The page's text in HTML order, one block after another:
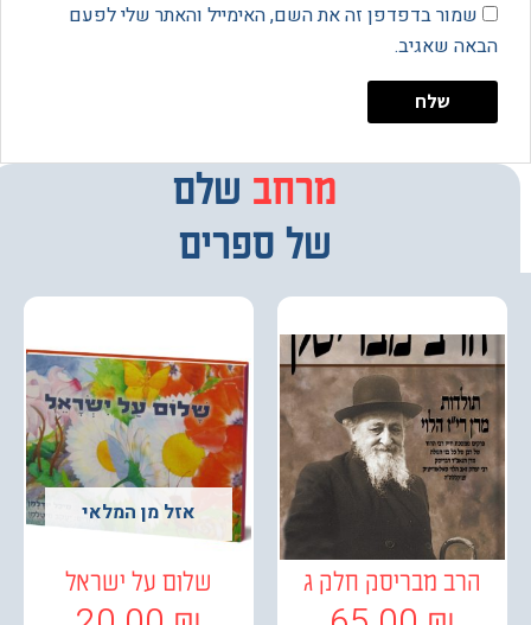
בדפדפן זה את השם, האימייל והאתר שלי לפעם
שאגיב.
מבחר שלם
של ספרים
מבריסק חלק ג
אזל מן המלאי
שלום על ישראל